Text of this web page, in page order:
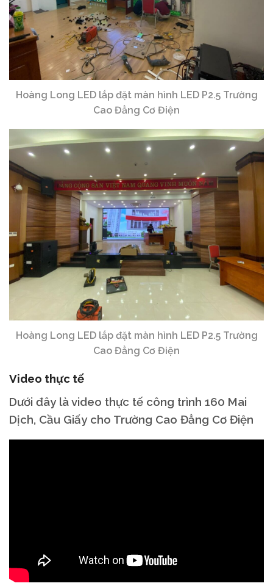
Hoàng Long LED lắp đặt màn hình LED P2.5 Trường
Cao Đẳng Cơ Điện
Hoàng Long LED lắp đặt màn hình LED P2.5 Trường
Cao Đẳng Cơ Điện
Video thực tế
Dưới đây là video thực tế công trình 160 Mai
Dịch, Cầu Giấy cho Trường Cao Đẳng Cơ Điện